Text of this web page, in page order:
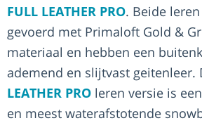
FULL LEATHER PRO. Beide
gevoerd met Primaloft Gold &
materiaal en hebben een
ademend en slijtvast geitenleer.
LEATHER PRO leren versie is
en meest waterafstotende